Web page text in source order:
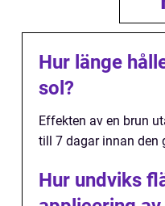
Hur länge
sol?
Effekten av en brun
till 7 dagar innan den
Hur undviks